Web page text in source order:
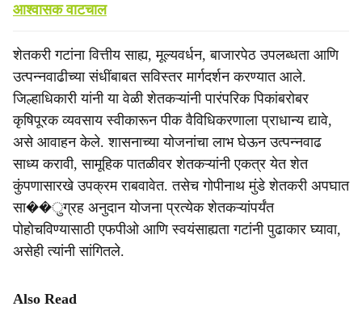
आश्‍वासक वाटचाल
शेतकरी गटांना वित्तीय साह्य, मूल्यवर्धन, बाजारपेठ उपलब्धता आणि
उत्पन्नवाढीच्या संधींबाबत सविस्तर मार्गदर्शन करण्यात आले.
जिल्हाधिकारी यांनी या वेळी शेतकऱ्यांनी पारंपरिक पिकांबरोबर
कृषिपूरक व्यवसाय स्वीकारून पीक वैविधिकरणाला प्राधान्य द्यावे,
असे आवाहन केले. शासनाच्या योजनांचा लाभ घेऊन उत्पन्नवाढ
साध्य करावी, सामूहिक पातळीवर शेतकऱ्यांनी एकत्र येत शेत
कुंपणासारखे उपक्रम राबवावेत. तसेच गोपीनाथ मुंडे शेतकरी अपघात
सा��ुग्रह अनुदान योजना प्रत्येक शेतकऱ्यांपर्यंत
पोहोचविण्यासाठी एफपीओ आणि स्वयंसाह्यता गटांनी पुढाकार घ्यावा,
असेही त्यांनी सांगितले.
Also Read